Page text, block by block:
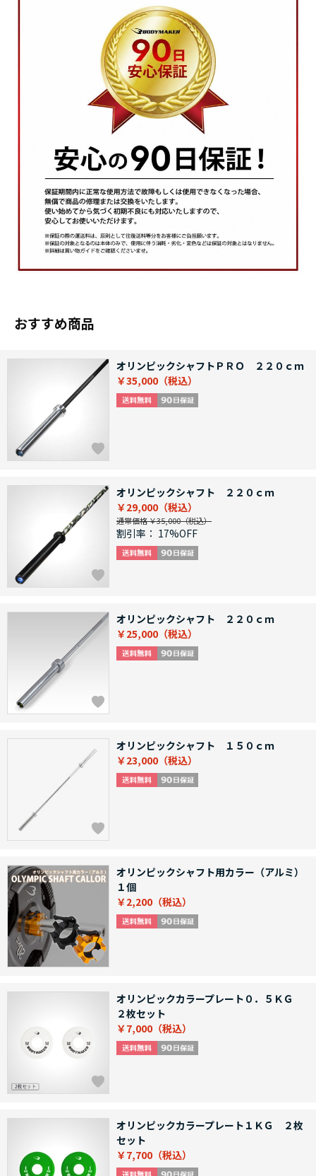
おすすめ商品
オリンピックシャフトＰＲＯ ２２０ｃｍ
￥35,000
オリンピックシャフト ２２０ｃｍ
￥29,000
通常価格 ￥35,000
割引率： 17%OFF
オリンピックシャフト ２２０ｃｍ
￥25,000
オリンピックシャフト １５０ｃｍ
￥23,000
オリンピックシャフト用カラー（アルミ）
１個
￥2,200
オリンピックカラープレート０．５ＫＧ
２枚セット
￥7,000
オリンピックカラープレート１ＫＧ ２枚
セット
￥7,700